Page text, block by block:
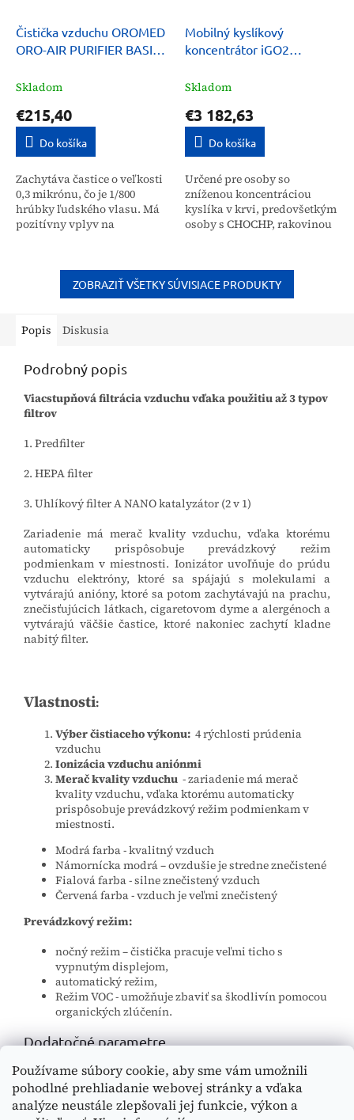
Používame súbory cookie, aby sme vám umožnili
pohodlné prehliadanie webovej stránky a vďaka
analýze neustále zlepšovali jej funkcie, výkon a
Čistička vzduchu OROMED
ORO-AIR PURIFIER BASIC
Skladom
€215,40
Do košíka
Zachytáva častice o veľkosti
0,3 mikrónu, čo je 1/800
hrúbky ľudského vlasu. Má
pozitívny vplyv na
vnútorného vzduchu....
Mobilný kyslíkový
koncentrátor iGO2
Skladom
€3 182,63
Do košíka
Určené pre osoby so
zníženou koncentráciou
kyslíka v krvi, predovšetkým
osoby s CHOCHP, rakovinou
prísun kyslíka zvonku,...
ZOBRAZIŤ VŠETKY SÚVISIACE PRODUKTY
Popis Diskusia
Podrobný popis
Viacstupňová filtrácia vzduchu vďaka použitiu až 3 typov
filtrov
1. Predfilter
2. HEPA filter
3. Uhlíkový filter A NANO katalyzátor (2 v 1)
Zariadenie má merač kvality vzduchu, vďaka ktorému
automaticky prispôsobuje prevádzkový režim
podmienkam v miestnosti. Ionizátor uvoľňuje do prúdu
vzduchu elektróny, ktoré sa spájajú s molekulami a
vytvárajú anióny, ktoré sa potom zachytávajú na prachu,
znečisťujúcich látkach, cigaretovom dyme a alergénoch a
vytvárajú väčšie častice, ktoré nakoniec zachytí kladne
nabitý filter.
Vlastnosti:
Výber čistiaceho výkonu: 4 rýchlosti prúdenia
vzduchu
Ionizácia vzduchu aniónmi
Merač kvality vzduchu - zariadenie má merač
kvality vzduchu, vďaka ktorému automaticky
prispôsobuje prevádzkový režim podmienkam v
miestnosti.
Modrá farba - kvalitný vzduch
Námornícka modrá – ovzdušie je stredne znečistené
Fialová farba - silne znečistený vzduch
Červená farba - vzduch je veľmi znečistený
Prevádzkový režim:
nočný režim – čistička pracuje veľmi ticho s
vypnutým displejom,
automatický režim,
Režim VOC - umožňuje zbaviť sa škodlivín pomocou
organických zlúčenín.
Dodatočné parametre
Kategória: Zvlhčovače a čističe vzduchu
EAN: 5907222589946